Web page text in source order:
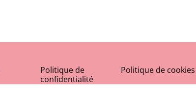
Politique de
confidentialité
Politique de cookies